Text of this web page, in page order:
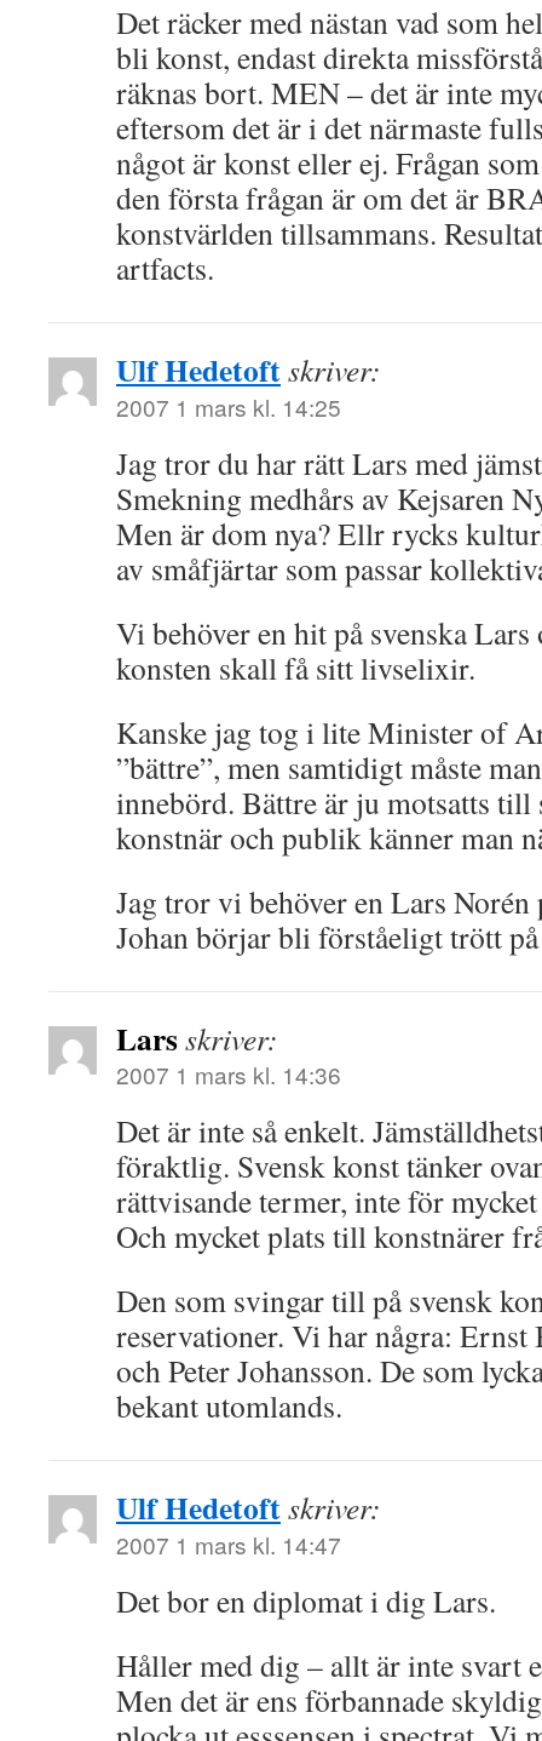
Det räcker med nästan vad som
bli konst, endast direkta
räknas bort. MEN – det är inte
eftersom det är i det närmaste
något är konst eller ej. Frågan
den första frågan är om det är
konstvärlden tillsammans.
artfacts.
Ulf Hedetoftskriver:
2007 1 mars kl. 14:25
Jag tror du har rätt Lars med
Smekning medhårs av Kejsaren
Men är dom nya? Ellr rycks
av småfjärtar som passar
Vi behöver en hit på svenska Lars
konsten skall få sitt livselixir.
Kanske jag tog i lite Minister of
”bättre”, men samtidigt måste
innebörd. Bättre är ju motsatts till
konstnär och publik känner man
Jag tror vi behöver en Lars Norén
Johan börjar bli förståeligt trött
Larsskriver:
2007 1 mars kl. 14:36
Det är inte så enkelt.
föraktlig. Svensk konst tänker
rättvisande termer, inte för
Och mycket plats till konstnärer
Den som svingar till på svensk
reservationer. Vi har några:
och Peter Johansson. De som
bekant utomlands.
Ulf Hedetoftskriver:
2007 1 mars kl. 14:47
Det bor en diplomat i dig Lars.
Håller med dig – allt är inte svart
Men det är ens förbannade